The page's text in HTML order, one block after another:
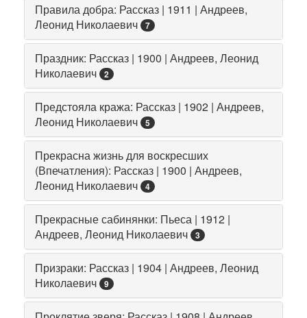
Правила добра: Рассказ | 1911 | Андреев,
Леонид Николаевич
7
Праздник: Рассказ | 1900 | Андреев, Леонид
Николаевич
2
Предстояла кража: Рассказ | 1902 | Андреев,
Леонид Николаевич
5
Прекрасна жизнь для воскресших
(Впечатления): Рассказ | 1900 | Андреев,
Леонид Николаевич
4
Прекрасные сабинянки: Пьеса | 1912 |
Андреев, Леонид Николаевич
3
Призраки: Рассказ | 1904 | Андреев, Леонид
Николаевич
9